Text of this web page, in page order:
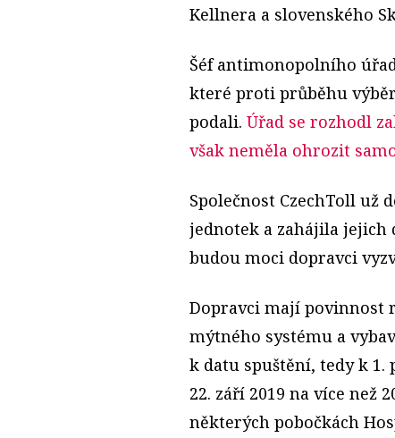
Kellnera a slovenského
Šéf antimonopolního
které proti průběhu
podali. Úřad se rozhodl
však neměla ohrozit
Společnost CzechToll už
jednotek a zahájila
budou moci dopravci
Dopravci mají povinnost
mýtného systému a
k datu spuštění, tedy k 1.
22. září 2019 na více než
některých pobočkách